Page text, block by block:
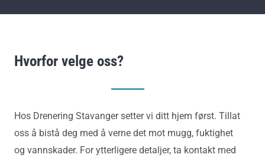
Hvorfor velge oss?
Hos Drenering Stavanger setter vi ditt hjem først. Tillat
oss å bistå deg med å verne det mot mugg, fuktighet
og vannskader. For ytterligere detaljer, ta kontakt med